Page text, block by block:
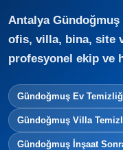
Antalya
ofis, villa, bina, site
profesyonel ekip ve
Gündoğmuş Ev
Gündoğmuş Villa
Gündoğmuş İnşaat